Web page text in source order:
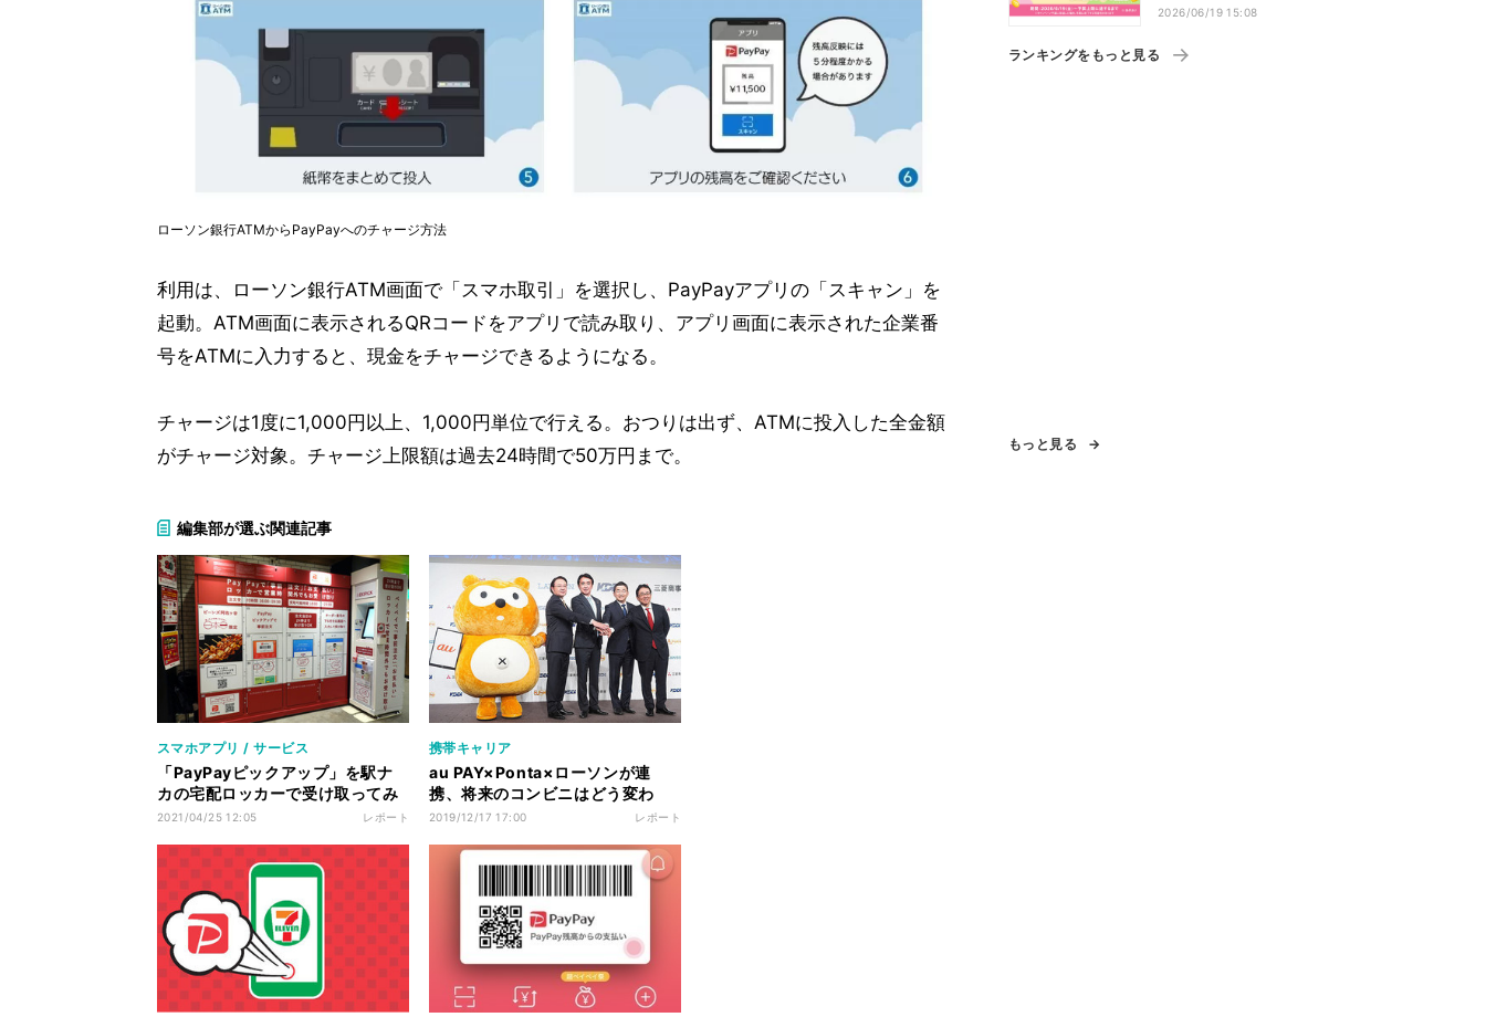
ローソン銀行ATMからPayPayへのチャージ方法
利用は、ローソン銀行ATM画面で「スマホ取引」を選択し、PayPayアプリの「スキャン」を
起動。ATM画面に表示されるQRコードをアプリで読み取り、アプリ画面に表示された企業番
号をATMに入力すると、現金をチャージできるようになる。
チャージは1度に1,000円以上、1,000円単位で行える。おつりは出ず、ATMに投入した全金額
がチャージ対象。チャージ上限額は過去24時間で50万円まで。
編集部が選ぶ関連記事
スマホアプリ / サービス
「PayPayピックアップ」を駅ナ
カの宅配ロッカーで受け取ってみ
た
2021/04/25 12:05 レポート
携帯キャリア
au PAY×Ponta×ローソンが連
携、将来のコンビニはどう変わ
る？
2019/12/17 17:00 レポート
2026/06/19 15:08
ランキングをもっと見る
もっと見る